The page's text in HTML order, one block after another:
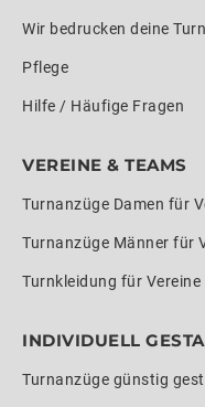
Wir bedrucken deine
Pflege
Hilfe / Häufige Fragen
VEREINE & TEAMS
Turnanzüge Damen für
Turnanzüge Männer für
Turnkleidung für Vereine
INDIVIDUELL
Turnanzüge günstig